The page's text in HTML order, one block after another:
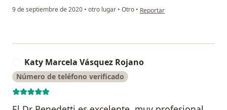
9 de septiembre de 2020 • otro lugar • Otro • en opinión del usuario Díana
Reportar
Katy Marcela Vásquez Rojano
Número de teléfono verificado